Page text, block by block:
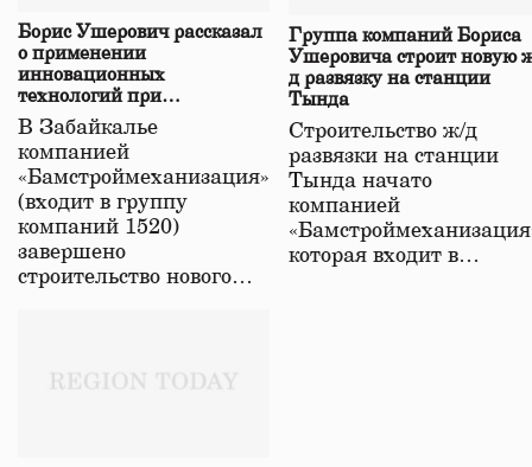
Борис Ушерович рассказал
о применении
инновационных
технологий при
строительстве нового моста
в Забайкалье
В Забайкалье
компанией
«Бамстроймеханизация»
(входит в группу
компаний 1520)
завершено
строительство нового…
Группа компаний Бориса
Ушеровича строит новую
д развязку на станции
Тында
Строительство ж/д
развязки на станции
Тында начато
компанией
которая входит в…